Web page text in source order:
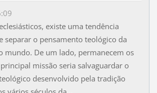
existe uma tendência
separar o pensamento teológico da
mundo. De um lado, permanecem os
principal missão seria salvaguardar o
desenvolvido pela tradição